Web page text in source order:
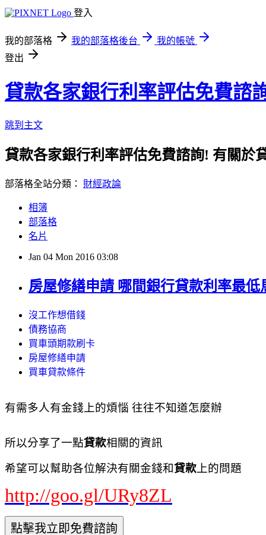
登入
我的部落格 我的部落格後台
我的帳號
登出
貸款各家銀行利率評估免費諮
跳到主文
貸款各家銀行利率評估免費諮詢! 有關於
部落格全站分類： 財經政論
相簿
部落格
名片
Jan 04 Mon 2016 03:08
房屋修繕申請 哪間銀行貸款利率最低
沒工作想借錢
債務協商
買車頭期款刷卡
房屋修繕申請
買車貸款條件
有需多人有金錢上的煩惱 往往不知道怎麼辦
所以分享了一點貸款相關的資訊
希望可以幫助各位解決有關金錢和貸款 上的問題
http://goo.gl/URy8ZL